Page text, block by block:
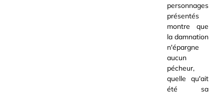
personnages
présentés
montre que
la damnation
n'épargne
aucun
pécheur,
quelle qu'ait
été sa